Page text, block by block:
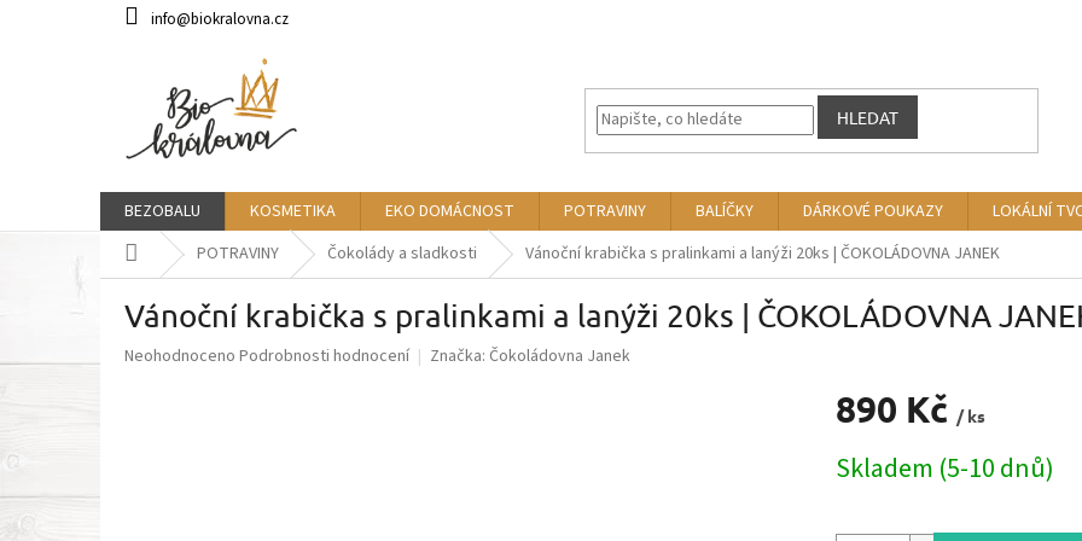
info@biokralovna.cz
HLEDAT
BEZOBALU KOSMETIKA EKO DOMÁCNOST POTRAVINY BALÍČKY DÁRKOVÉ POUKAZY LOKÁLNÍ
Domů POTRAVINY Čokolády a sladkosti Vánoční krabička s pralinkami a lanýži 20ks | ČOKOLÁDOVNA JANEK
Vánoční krabička s pralinkami a lanýži 20ks | ČOKOLÁDOVNA
Průměrné
Neohodnoceno Podrobnosti hodnocení Značka: Čokoládovna Janek
890 Kč / ks
cena:
Skladem (5-10 dnů)